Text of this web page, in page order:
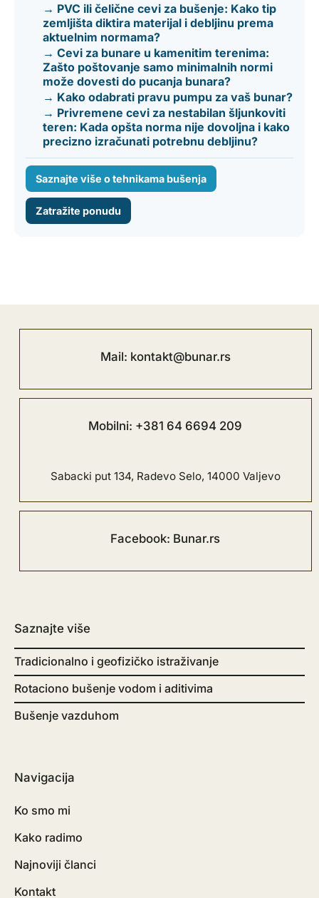
→ PVC ili čelične cevi za bušenje: Kako tip
zemljišta diktira materijal i debljinu prema
aktuelnim normama?
→ Cevi za bunare u kamenitim terenima:
Zašto poštovanje samo minimalnih normi
može dovesti do pucanja bunara?
→ Kako odabrati pravu pumpu za vaš bunar?
→ Privremene cevi za nestabilan šljunkoviti
teren: Kada opšta norma nije dovoljna i kako
precizno izračunati potrebnu debljinu?
Saznajte više o tehnikama bušenja
Zatražite ponudu
Mail: kontakt@bunar.rs
Mobilni: +381 64 6694 209
Sabacki put 134, Radevo Selo, 14000 Valjevo
Facebook: Bunar.rs
Saznajte više
Tradicionalno i geofizičko istraživanje
Rotaciono bušenje vodom i aditivima
Bušenje vazduhom
Navigacija
Ko smo mi
Kako radimo
Najnoviji članci
Kontakt